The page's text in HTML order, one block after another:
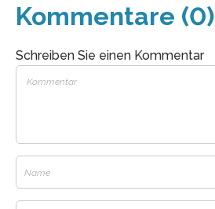
Kommentare (0)
Schreiben Sie einen Kommentar